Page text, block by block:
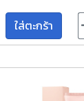
ใส่ตะกร้า